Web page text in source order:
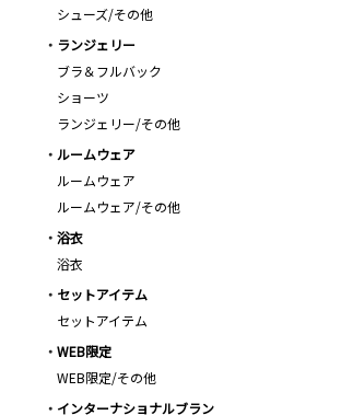
シューズ/その他
ランジェリー
ブラ＆フルバック
ショーツ
ランジェリー/その他
ルームウェア
ルームウェア
ルームウェア/その他
浴衣
浴衣
セットアイテム
セットアイテム
WEB限定
WEB限定/その他
インターナショナルブラン